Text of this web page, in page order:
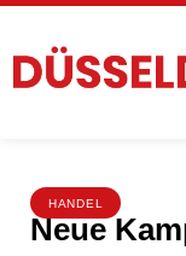
HANDEL
Neue